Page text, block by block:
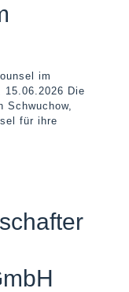
im
15.06.2026 Die
Schwuchow,
für ihre